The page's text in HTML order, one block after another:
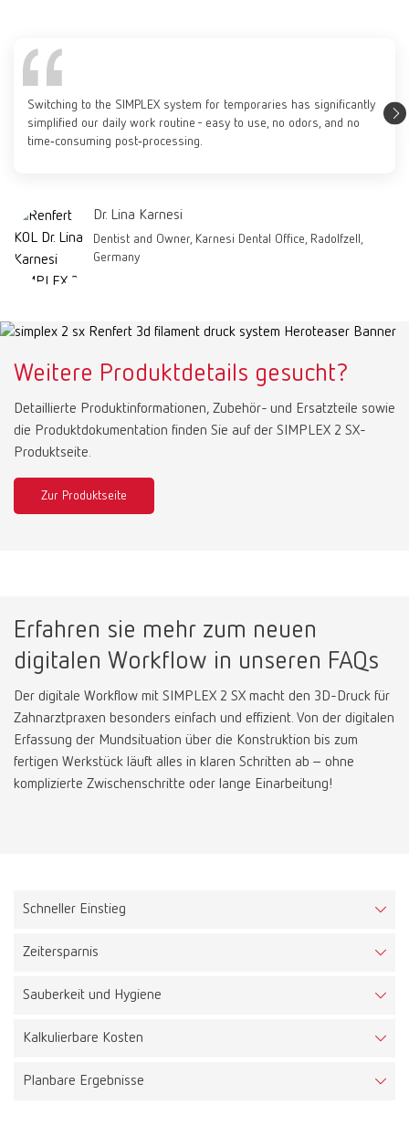
Switching to the SIMPLEX system for temporaries has significantly
simplified our daily work routine - easy to use, no odors, and no
time‑consuming post‑processing.
Dr. Lina Karnesi
Dentist and Owner, Karnesi Dental Office, Radolfzell,
Germany
Weitere Produktdetails gesucht?
Detaillierte Produktinformationen, Zubehör- und Ersatzteile sowie
die Produktdokumentation finden Sie auf der SIMPLEX 2 SX-
Produktseite.
Zur Produktseite
Erfahren sie mehr zum neuen
digitalen Workflow in unseren FAQs
Der digitale Workflow mit SIMPLEX 2 SX macht den 3D-Druck für
Zahnarztpraxen besonders einfach und effizient. Von der digitalen
Erfassung der Mundsituation über die Konstruktion bis zum
fertigen Werkstück läuft alles in klaren Schritten ab – ohne
komplizierte Zwischenschritte oder lange Einarbeitung!
Schneller Einstieg
Die intuitive Software und vordefinierte Parameter ermöglichen
Zeitersparnis
Modelle, Provisorien und Abformlöffel entstehen direkt aus
chemische Reinigung.
Sauberkeit und Hygiene
Der Filamentdruck arbeitet ohne flüssige Chemikalien und
Praxisumfeld sorgt.
Kalkulierbare Kosten
Durch optimierte Prozesse und gezielten Materialeinsatz
Planbare Ergebnisse